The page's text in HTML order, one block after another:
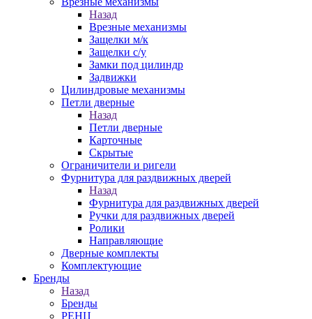
Назад
Врезные механизмы
Защелки м/к
Защелки с/у
Замки под цилиндр
Задвижки
Цилиндровые механизмы
Петли дверные
Назад
Петли дверные
Карточные
Скрытые
Ограничители и ригели
Фурнитура для раздвижных дверей
Назад
Фурнитура для раздвижных дверей
Ручки для раздвижных дверей
Ролики
Направляющие
Дверные комплекты
Комплектующие
Бренды
Назад
Бренды
РЕНЦ